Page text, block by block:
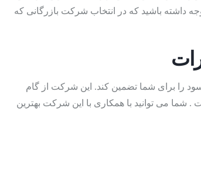
داشته باشید که در انتخاب شرکت بازرگانی که
را برای شما تضمین کند. این شرکت از گام
می توانید با همکاری با این شرکت بهترین